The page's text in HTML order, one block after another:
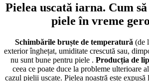
Pielea uscată iarna. Cum
piele în vreme
Schimbările bruște de temperatură (de
exterior înghețat, umiditate crescută sau,
nu sunt bune pentru piele . Producția de
ceea ce poate duce la probleme ulterioare
cazul pielii uscate. Pielea noastră este